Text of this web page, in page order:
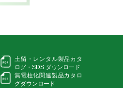
土留・レンタル製品カタ
ログ・ SDS ダウンロード
無電柱化関連製品カタロ
グダウンロード